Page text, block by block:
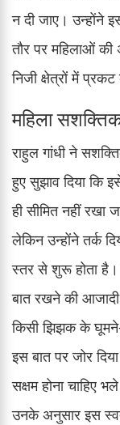
न दी जाए। उन्होंने
तौर पर महिलाओं की
निजी क्षेत्रों में
महिला
राहुल गांधी ने
हुए सुझाव दिया कि
ही सीमित नहीं रखा
लेकिन उन्होंने तर्क
स्तर से शुरू होता है।
बात रखने की आजादी
किसी झिझक के घूमने-
इस बात पर जोर
सक्षम होना चाहिए
उनके अनुसार इस